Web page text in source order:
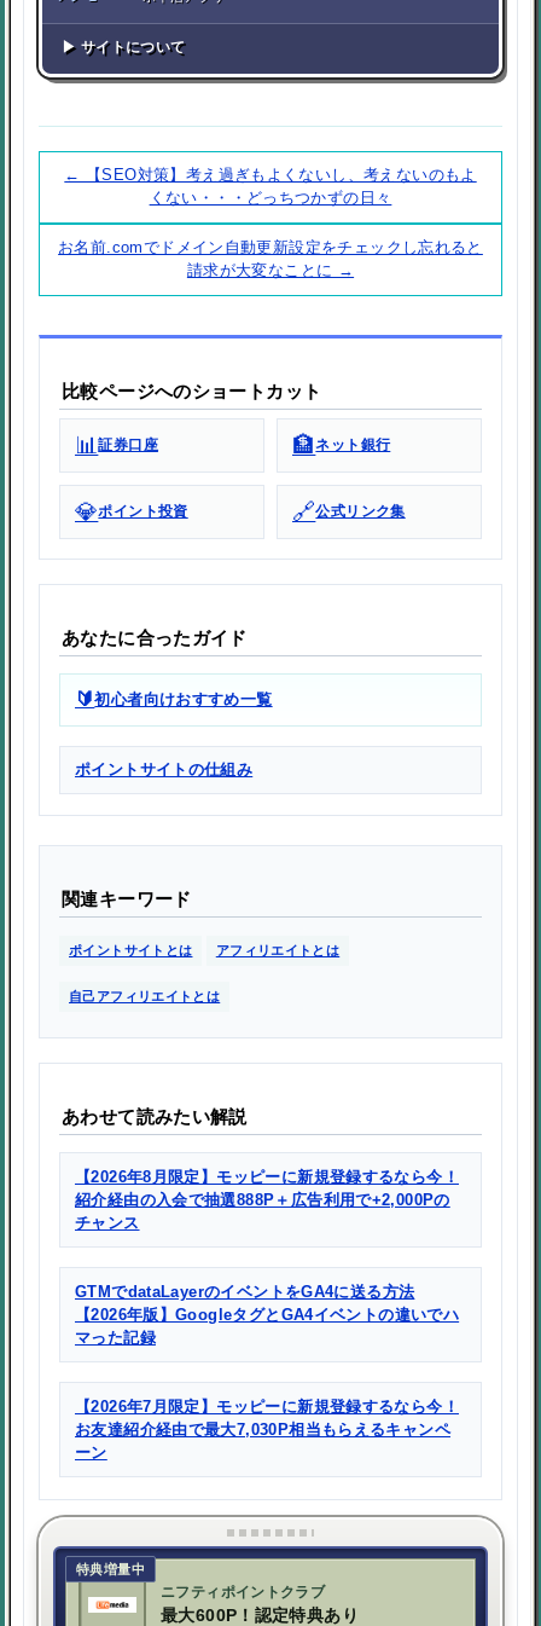
▶ サイトについて
← 【SEO対策】考え過ぎもよくないし、考えないのもよ
くない・・・どっちつかずの日々
お名前.comでドメイン自動更新設定をチェックし忘れると
請求が大変なことに →
比較ページへのショートカット
📊証券口座 🏦ネット銀行
💎ポイント投資 🔗公式リンク集
あなたに合ったガイド
🔰初心者向けおすすめ一覧
ポイントサイトの仕組み
関連キーワード
ポイントサイトとは アフィリエイトとは
自己アフィリエイトとは
あわせて読みたい解説
【2026年8月限定】モッピーに新規登録するなら今！
紹介経由の入会で抽選888P＋広告利用で+2,000Pの
チャンス
GTMでdataLayerのイベントをGA4に送る方法
【2026年版】GoogleタグとGA4イベントの違いでハ
マった記録
【2026年7月限定】モッピーに新規登録するなら今！
お友達紹介経由で最大7,030P相当もらえるキャンペ
ーン
特典増量中
ニフティポイントクラブ
最大600P！認定特典あり